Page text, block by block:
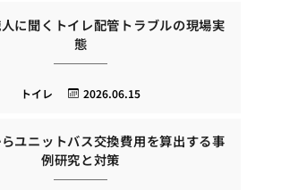
に聞くトイレ配管トラブルの現場実
態
2026.06.15
トイレ
ユニットバス交換費用を算出する事
例研究と対策